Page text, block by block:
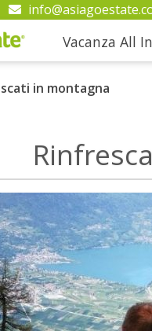
Vacanza All
in montagna